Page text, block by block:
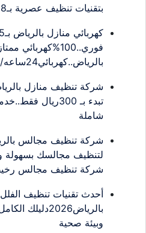
بتقنيات تنظيف عصرية بـ18%خصم فوري
فوري..100%كهربائي
بالرياض..كهربائي24ساعه/7أيام
شركة تنظيف منازل
تبدء بـ 300ريال
شاملة
لتنظيف مجالسك
شركة تنظيف مجالس
أحدث تقنيات تنظيف الفلل
وبيئة صحية